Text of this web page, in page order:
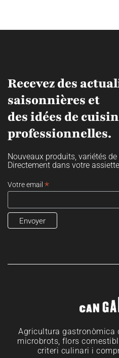
Recevez des
saisonnières et
des idées de
professionnelles.
Nouveaux produits, variétés
Directement dans votre
Votre email *
Agricultura gastronòmica
microbrots, flors
criteri culinari i